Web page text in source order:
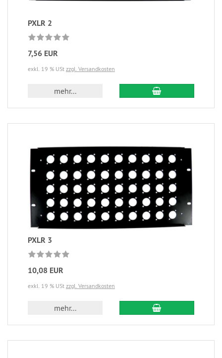
PXLR 2
7,56 EUR
exkl. 19 % USt zzgl. Versandkosten
mehr...
PXLR 3
10,08 EUR
exkl. 19 % USt zzgl. Versandkosten
mehr...